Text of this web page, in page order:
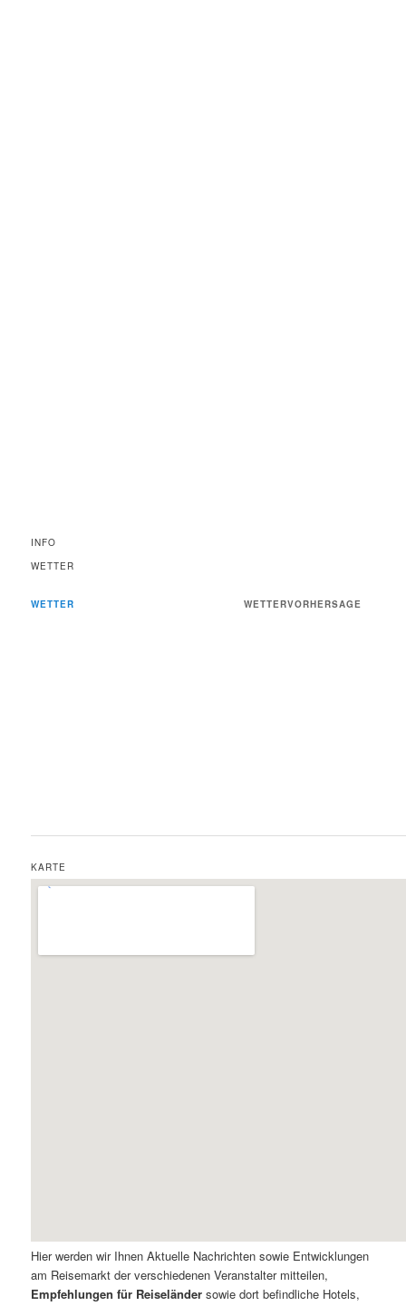
INFO
WETTER
WETTER WETTERVORHERSAGE
KARTE
Hier werden wir Ihnen Aktuelle Nachrichten sowie Entwicklungen
am Reisemarkt der verschiedenen Veranstalter mitteilen,
Empfehlungen für Reiseländer sowie dort befindliche Hotels,